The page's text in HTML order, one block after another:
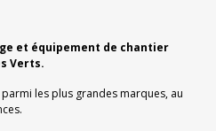
et équipement de chantier
Verts.
les plus grandes marques, au